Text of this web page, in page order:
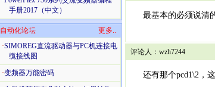
手册2017（中文）
自动化论坛
更多..
·SIMOREG直流驱动器与PC机连接电
缆接线图
·变频器万能密码
最基本的必须说清
评论人：wzh7244
还有那个pcd1\2，